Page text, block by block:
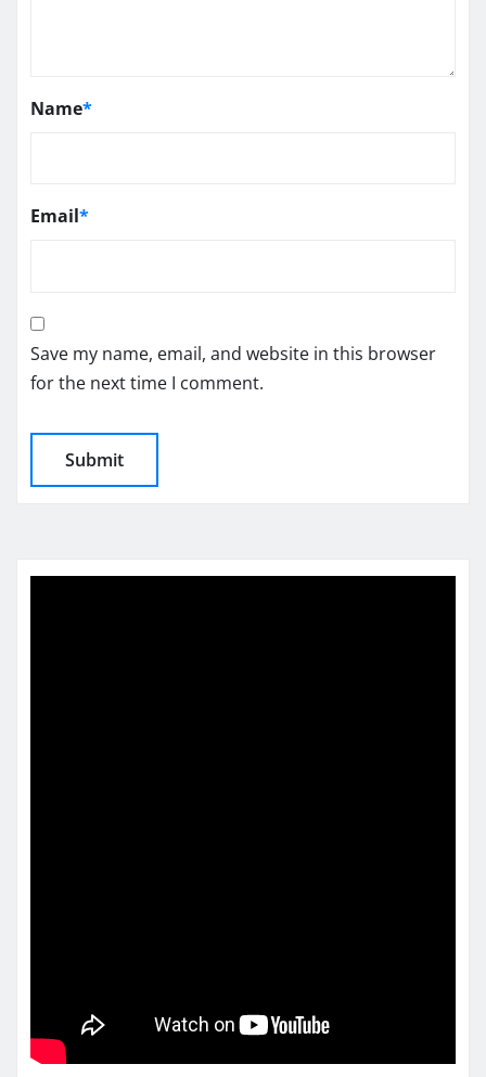
Name*
Email*
Save my name, email, and website in this browser
for the next time I comment.